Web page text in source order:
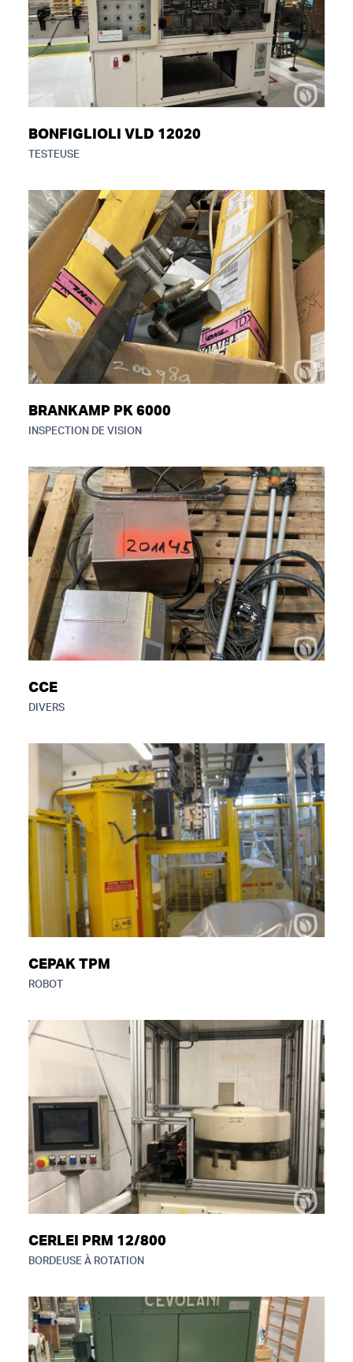
BONFIGLIOLI VLD 12020
TESTEUSE
BRANKAMP PK 6000
INSPECTION DE VISION
CCE
DIVERS
CEPAK TPM
ROBOT
CERLEI PRM 12/800
BORDEUSE À ROTATION